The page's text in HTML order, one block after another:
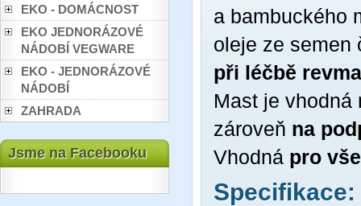
EKO - DOMÁCNOST
EKO JEDNORÁZOVÉ
NÁDOBÍ VEGWARE
EKO - JEDNORÁZOVÉ
NÁDOBÍ
ZAHRADA
Jsme na Facebooku
a bambuckého
oleje ze semen
při léčbě
Mast je
zároveň na
Vhodná pro
Specifikace: